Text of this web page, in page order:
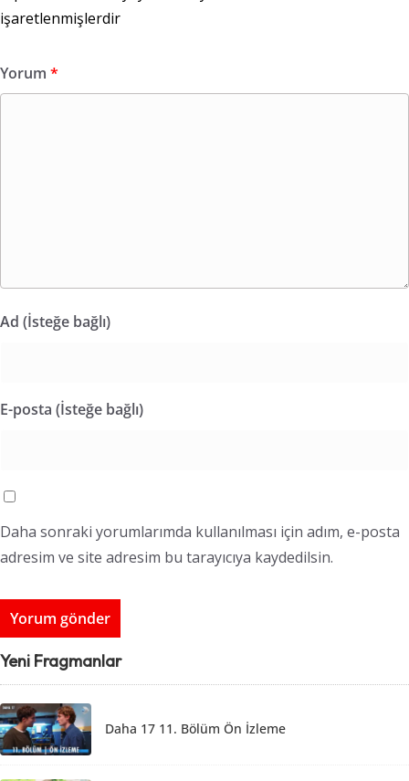
işaretlenmişlerdir
Yorum *
Ad (İsteğe bağlı)
E-posta (İsteğe bağlı)
Daha sonraki yorumlarımda kullanılması için adım, e-posta
adresim ve site adresim bu tarayıcıya kaydedilsin.
Yeni Fragmanlar
Daha 17 11. Bölüm Ön İzleme